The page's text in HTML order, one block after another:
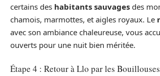
certains des habitants sauvages des
chamois, marmottes, et aigles royaux. Le
avec son ambiance chaleureuse, vous
ouverts pour une nuit bien méritée.
Étape 4 : Retour à Llo par les Bouillouses